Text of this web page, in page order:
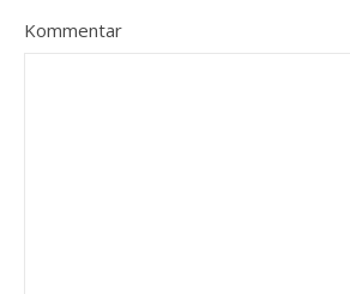
Kommentar